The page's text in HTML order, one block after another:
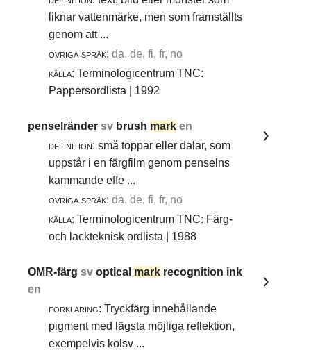
liknar vattenmärke, men som framställts
genom att ...
övriga språk: da, de, fi, fr, no
källa: Terminologicentrum TNC:
Pappersordlista | 1992
penselrändersv brush mark en
definition: små toppar eller dalar, som
uppstår i en färgfilm genom penselns
kammande effe ...
övriga språk: da, de, fi, fr, no
källa: Terminologicentrum TNC: Färg-
och lackteknisk ordlista | 1988
OMR-färgsvoptical mark recognition ink
en
förklaring: Tryckfärg innehållande
pigment med lägsta möjliga reflektion,
exempelvis kolsv ...